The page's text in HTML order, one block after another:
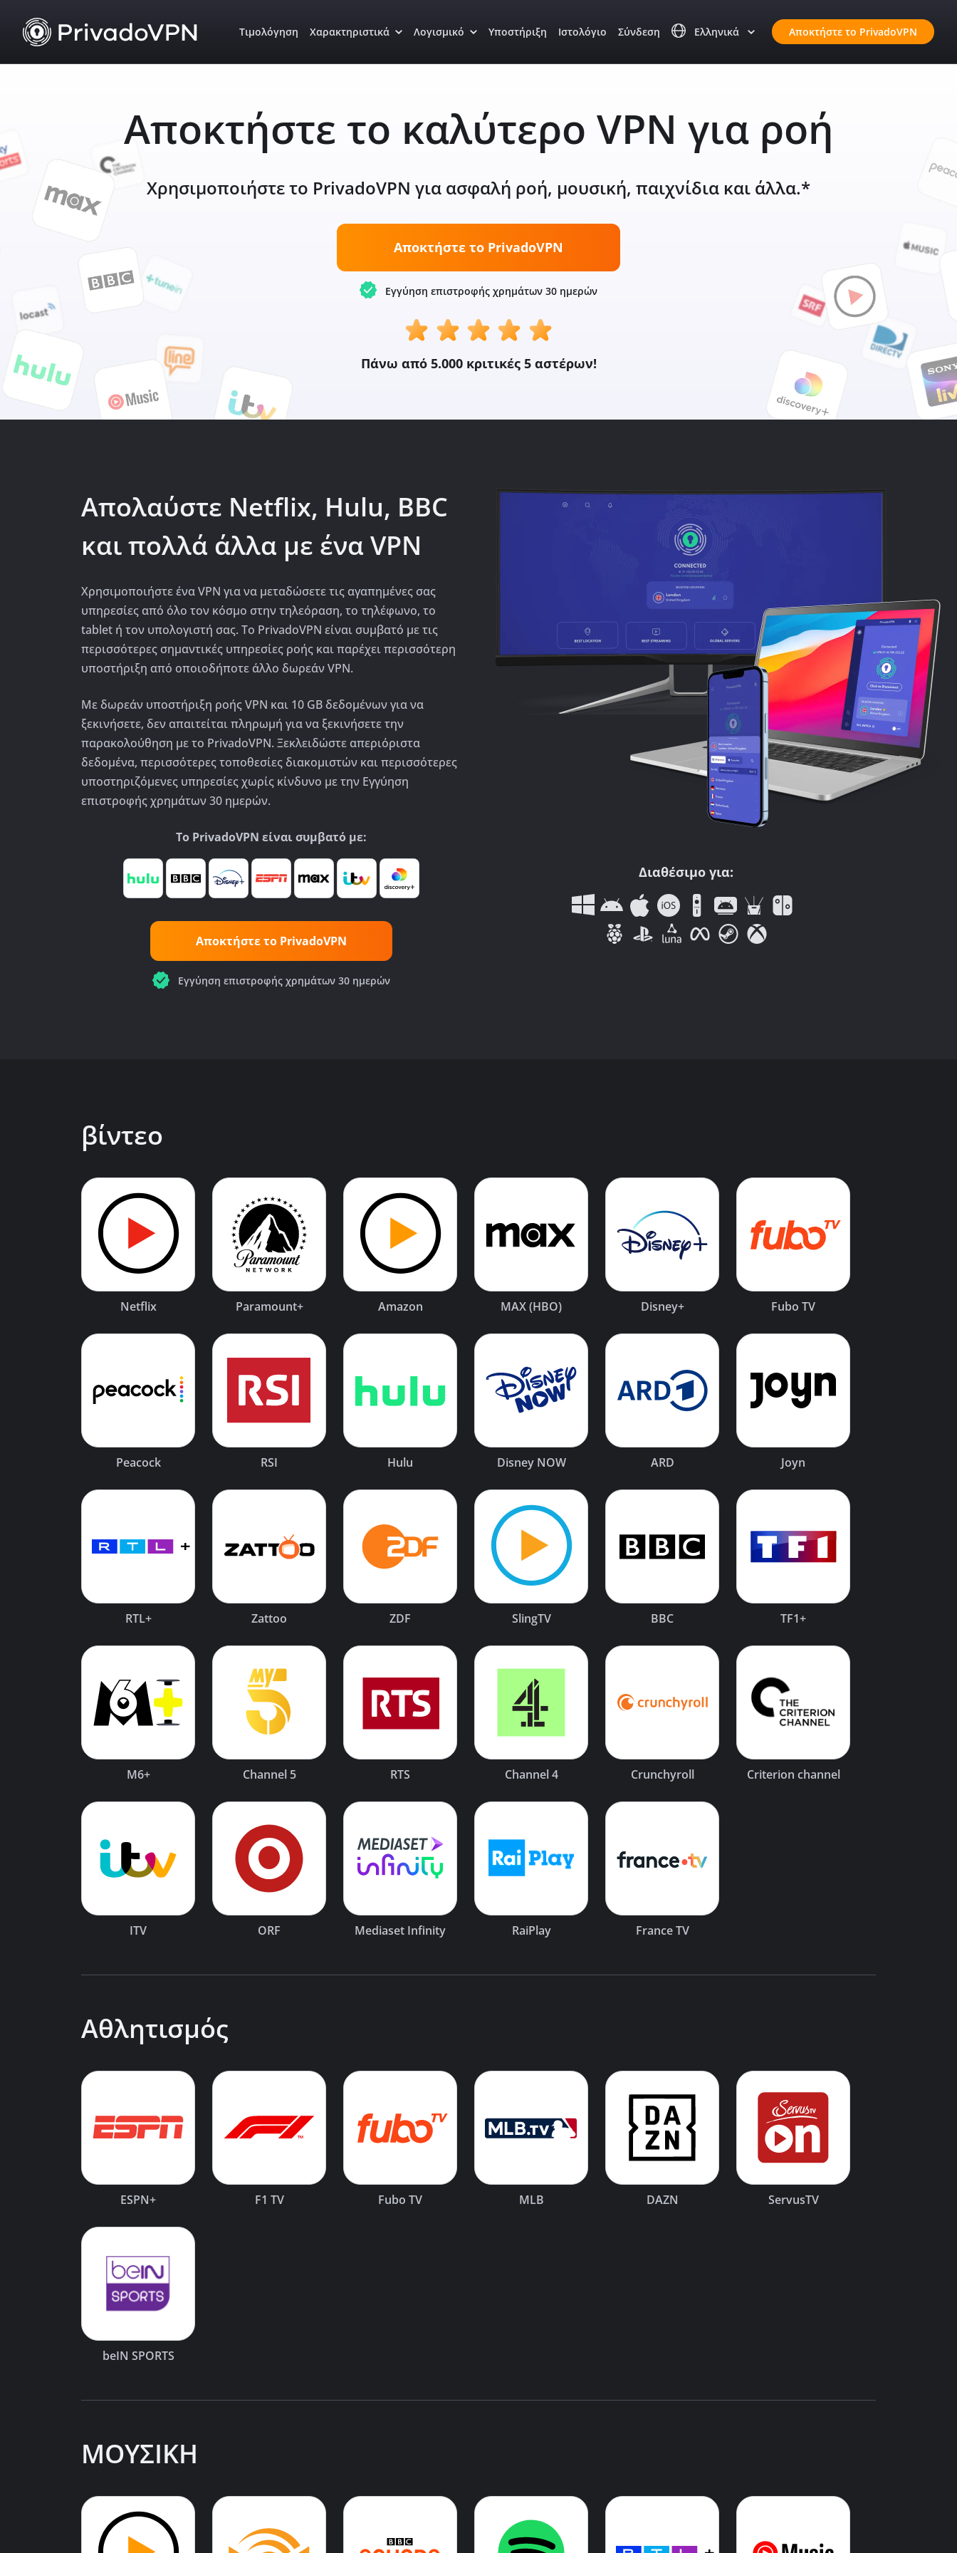
Τιμολόγηση Χαρακτηριστικά Λογισμικό Υποστήριξη Ιστολόγιο Σύνδεση Ελληνικά Αποκτήστε το PrivadoVPN
Αποκτήστε το καλύτερο VPN για ροή
Χρησιμοποιήστε το PrivadoVPN για ασφαλή ροή, μουσική, παιχνίδια και άλλα.*
Αποκτήστε το PrivadoVPN
Εγγύηση επιστροφής χρημάτων 30 ημερών
Πάνω από 5.000 κριτικές 5 αστέρων!
Απολαύστε Netflix, Hulu, BBC
και πολλά άλλα με ένα VPN
Χρησιμοποιήστε ένα VPN για να μεταδώσετε τις αγαπημένες σας
υπηρεσίες από όλο τον κόσμο στην τηλεόραση, το τηλέφωνο, το
tablet ή τον υπολογιστή σας. Το PrivadoVPN είναι συμβατό με τις
περισσότερες σημαντικές υπηρεσίες ροής και παρέχει περισσότερη
υποστήριξη από οποιοδήποτε άλλο δωρεάν VPN.
Με δωρεάν υποστήριξη ροής VPN και 10 GB δεδομένων για να
ξεκινήσετε, δεν απαιτείται πληρωμή για να ξεκινήσετε την
παρακολούθηση με το PrivadoVPN. Ξεκλειδώστε απεριόριστα
δεδομένα, περισσότερες τοποθεσίες διακομιστών και περισσότερες
υποστηριζόμενες υπηρεσίες χωρίς κίνδυνο με την Εγγύηση
επιστροφής χρημάτων 30 ημερών.
Το PrivadoVPN είναι συμβατό με:
Αποκτήστε το PrivadoVPN
Εγγύηση επιστροφής χρημάτων 30 ημερών
Διαθέσιμο για:
βίντεο
Netflix Paramount+ Amazon MAX (HBO) Disney+ Fubo TV
Peacock RSI Hulu Disney NOW ARD Joyn
RTL+ Zattoo ZDF SlingTV BBC TF1+
M6+ Channel 5 RTS Channel 4 Crunchyroll Criterion channel
ITV ORF Mediaset Infinity RaiPlay France TV
Αθλητισμός
ESPN+ F1 TV Fubo TV MLB DAZN ServusTV
beIN SPORTS
ΜΟΥΣΙΚΗ